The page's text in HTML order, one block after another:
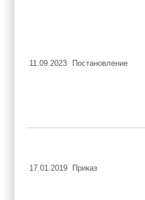
11.09.2023 Постановление
17.01.2019 Приказ